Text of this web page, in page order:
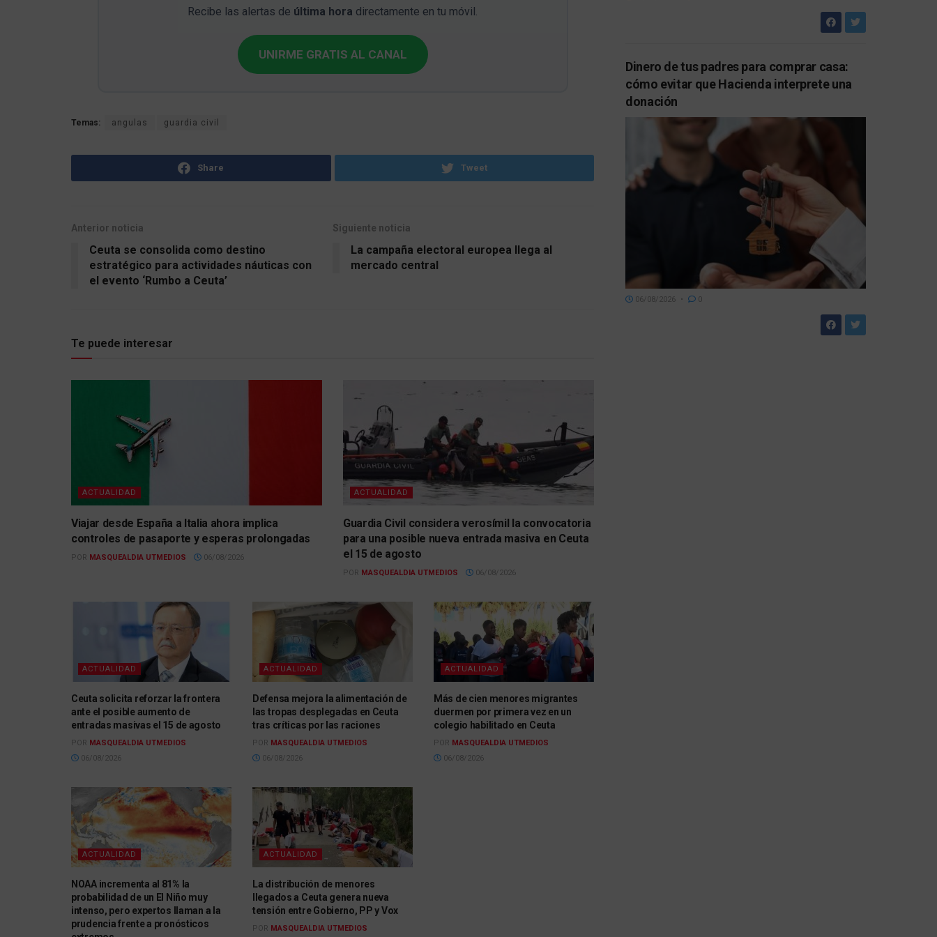
Recibe las alertas de última hora directamente en tu móvil.
UNIRME GRATIS AL CANAL
Temas: angulas guardia civil
Share Tweet
Anterior noticia
Ceuta se consolida como destino
estratégico para actividades náuticas con
el evento ‘Rumbo a Ceuta’
Siguiente noticia
La campaña electoral europea llega al
mercado central
Te puede interesar
ACTUALIDAD
Viajar desde España a Italia ahora implica
controles de pasaporte y esperas prolongadas
POR MASQUEALDIA UTMEDIOS 06/08/2026
ACTUALIDAD
Guardia Civil considera verosímil la convocatoria
para una posible nueva entrada masiva en Ceuta
el 15 de agosto
POR MASQUEALDIA UTMEDIOS 06/08/2026
ACTUALIDAD
Ceuta solicita reforzar la frontera
ante el posible aumento de
entradas masivas el 15 de agosto
POR MASQUEALDIA UTMEDIOS
06/08/2026
ACTUALIDAD
Defensa mejora la alimentación de
las tropas desplegadas en Ceuta
tras críticas por las raciones
POR MASQUEALDIA UTMEDIOS
06/08/2026
ACTUALIDAD
Más de cien menores migrantes
duermen por primera vez en un
colegio habilitado en Ceuta
POR MASQUEALDIA UTMEDIOS
06/08/2026
ACTUALIDAD
NOAA incrementa al 81% la
probabilidad de un El Niño muy
intenso, pero expertos llaman a la
prudencia frente a pronósticos
ACTUALIDAD
La distribución de menores
llegados a Ceuta genera nueva
tensión entre Gobierno, PP y Vox
POR MASQUEALDIA UTMEDIOS
Dinero de tus padres para comprar casa:
cómo evitar que Hacienda interprete una
donación
06/08/2026 0